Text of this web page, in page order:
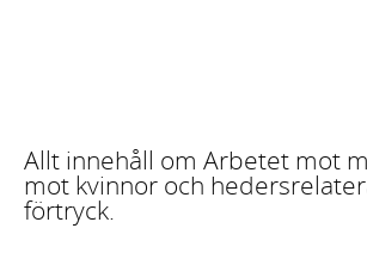
Allt innehåll om Arbetet mot
mot kvinnor och
förtryck.